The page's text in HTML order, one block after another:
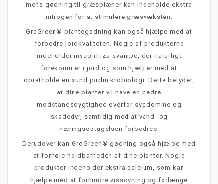
mens gødning til græsplæner kan indeholde ekstra
nitrogen for at stimulere græsvæksten.
GroGreen® plantegødning kan også hjælpe med at
forbedre jordkvaliteten. Nogle af produkterne
indeholder mycorrhiza-svampe, der naturligt
forekommer i jord og som hjælper med at
opretholde en sund jordmikrobiologi. Dette betyder,
at dine planter vil have en bedre
modstandsdygtighed overfor sygdomme og
skadedyr, samtidig med at vand- og
næringsoptagelsen forbedres.
Derudover kan GroGreen® gødning også hjælpe med
at forhøje holdbarheden af dine planter. Nogle
produkter indeholder ekstra calcium, som kan
hjælpe med at forhindre vissovning og forlænge